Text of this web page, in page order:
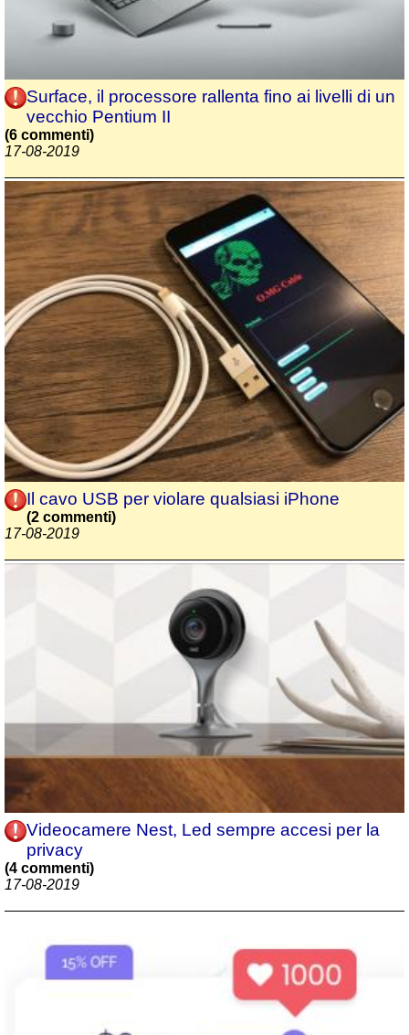
Surface, il processore rallenta fino ai livelli di un
vecchio Pentium II
(6 commenti)
17-08-2019
Il cavo USB per violare qualsiasi iPhone
(2 commenti)
17-08-2019
Videocamere Nest, Led sempre accesi per la
privacy
(4 commenti)
17-08-2019